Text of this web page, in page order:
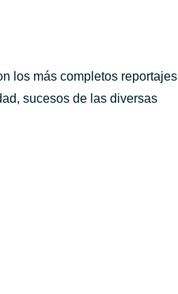
los más completos reportajes
sucesos de las diversas